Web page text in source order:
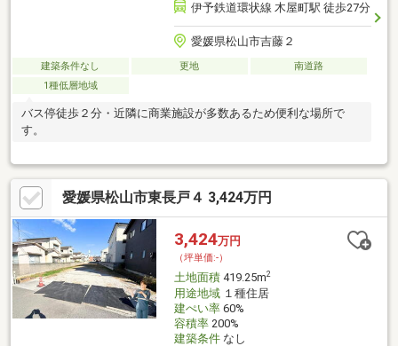
伊予鉄道環状線 木屋町駅 徒歩27分
愛媛県松山市吉藤２
建築条件なし 更地
南道路
1種低層地域
バス停徒歩２分・近隣に商業施設が多数あるため便利な場所で
す。
愛媛県松山市東長戸４ 3,424万円
3,424万円
（坪単価:-）
土地面積419.25m2
用途地域１種住居
建ぺい率60%
容積率200%
建築条件なし